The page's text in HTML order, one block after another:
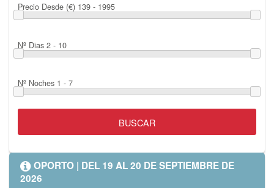
Precio Desde (€) 139 - 1995
Nº Dias2 - 10
Nº Noches 1 - 7
OPORTO | DEL 19 AL 20 DE SEPTIEMBRE DE
2026